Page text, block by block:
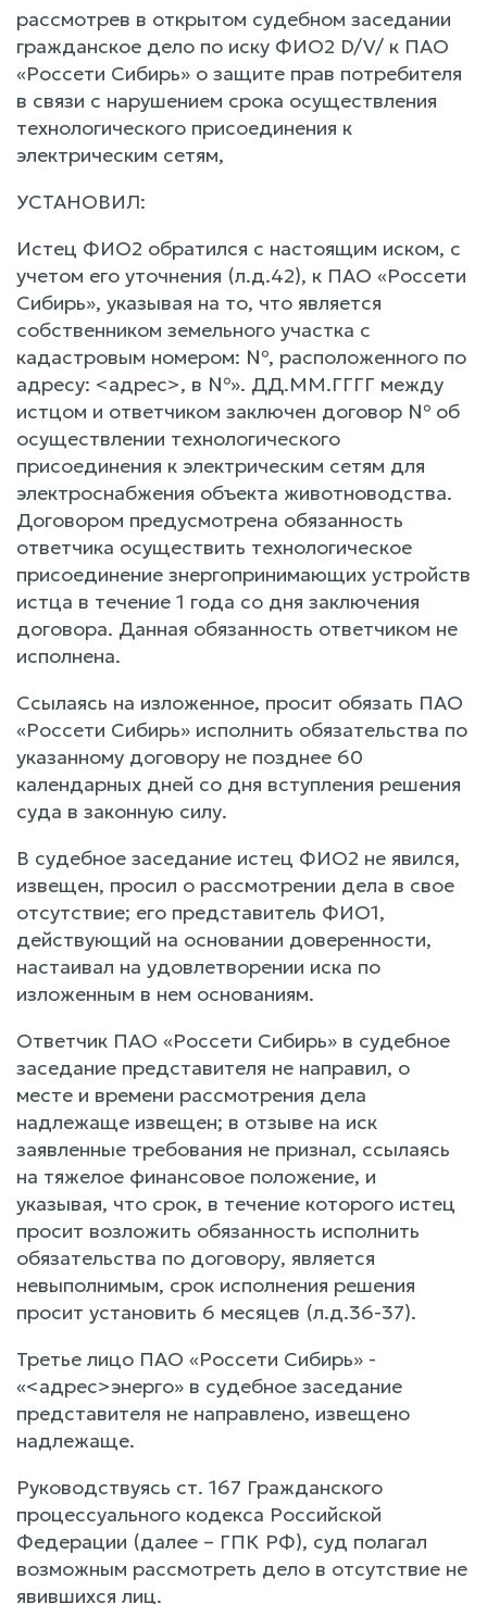
рассмотрев в открытом судебном заседании
гражданское дело по иску ФИО2 D/V/ к ПАО
«Россети Сибирь» о защите прав потребителя
в связи с нарушением срока осуществления
технологического присоединения к
электрическим сетям,
УСТАНОВИЛ:
Истец ФИО2 обратился с настоящим иском, с
учетом его уточнения (л.д.42), к ПАО «Россети
Сибирь», указывая на то, что является
собственником земельного участка с
кадастровым номером: №, расположенного по
адресу: <адрес>, в №». ДД.ММ.ГГГГ между
истцом и ответчиком заключен договор № об
осуществлении технологического
присоединения к электрическим сетям для
электроснабжения объекта животноводства.
Договором предусмотрена обязанность
ответчика осуществить технологическое
присоединение знергопринимающих устройств
истца в течение 1 года со дня заключения
договора. Данная обязанность ответчиком не
исполнена.
Ссылаясь на изложенное, просит обязать ПАО
«Россети Сибирь» исполнить обязательства по
указанному договору не позднее 60
календарных дней со дня вступления решения
суда в законную силу.
В судебное заседание истец ФИО2 не явился,
извещен, просил о рассмотрении дела в свое
отсутствие; его представитель ФИО1,
действующий на основании доверенности,
настаивал на удовлетворении иска по
изложенным в нем основаниям.
Ответчик ПАО «Россети Сибирь» в судебное
заседание представителя не направил, о
месте и времени рассмотрения дела
надлежаще извещен; в отзыве на иск
заявленные требования не признал, ссылаясь
на тяжелое финансовое положение, и
указывая, что срок, в течение которого истец
просит возложить обязанность исполнить
обязательства по договору, является
невыполнимым, срок исполнения решения
просит установить 6 месяцев (л.д.36-37).
Третье лицо ПАО «Россети Сибирь» -
«<адрес>энерго» в судебное заседание
представителя не направлено, извещено
надлежаще.
Руководствуясь ст. 167 Гражданского
процессуального кодекса Российской
Федерации (далее – ГПК РФ), суд полагал
возможным рассмотреть дело в отсутствие не
явившихся лиц.